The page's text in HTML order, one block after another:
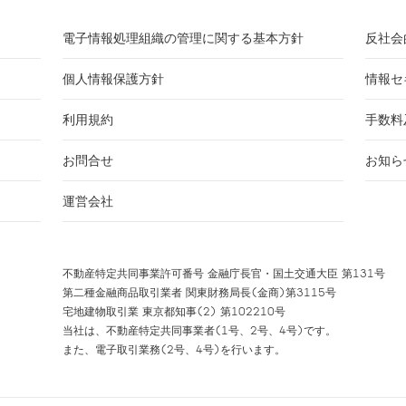
電子情報処理組織の管理に関する基本方針 反社
個人情報保護方針 情報
利用規約 手数
お問合せ お知
運営会社
不動産特定共同事業許可番号 金融庁長官・国土交通大臣 第131号
第二種金融商品取引業者 関東財務局長(金商)第3115号
宅地建物取引業 東京都知事(2) 第102210号
当社は、不動産特定共同事業者(1号、2号、4号)です。
また、電子取引業務(2号、4号)を行います。